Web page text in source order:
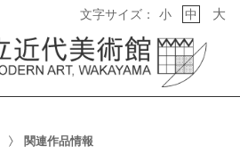
文字サイズ： 小 中 大
関連作品情報